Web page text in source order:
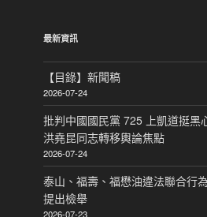
關
字:
最新資訊
【目錄】新聞稿
2026-07-24
批判中國國民黨 725 上凱道挺
洪堯昆同志轉移輿論焦點
2026-07-24
泰山、福壽、福懋油違法聯合
提出檢舉
2026-07-23